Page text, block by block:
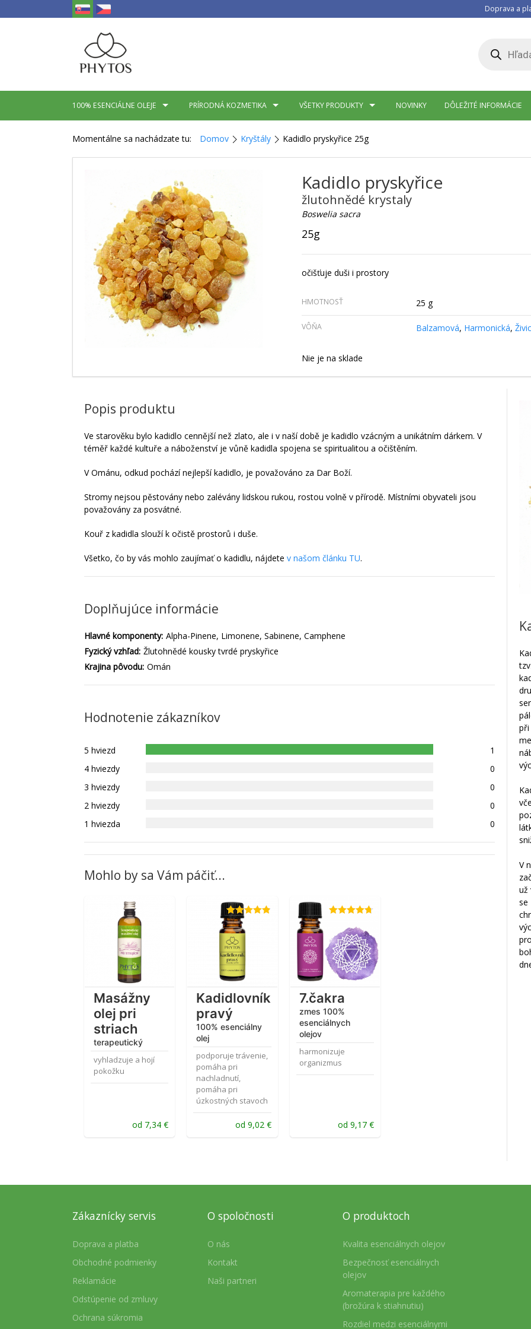
Doprava a
search
100% ESENCIÁLNE OLEJE PRÍRODNÁ KOZMETIKA VŠETKY PRODUKTY NOVINKY DÔLEŽITÉ INFORMÁCIE
Momentálne sa nachádzate tu: Domov Kryštály Kadidlo pryskyřice 25g
Kadidlo pryskyřice
žlutohnědé krystaly
Boswelia sacra
25g
očišťuje duši i prostory
HMOTNOSŤ 25 g
VÔŇA Balzamová, Harmonická,
Nie je na sklade
Popis produktu
Ve starověku bylo kadidlo cennější než zlato, ale i v naší době je kadidlo vzácným a unikátním dárkem. V
téměř každé kultuře a náboženství je vůně kadidla spojena se spiritualitou a očištěním.
V Ománu, odkud pochází nejlepší kadidlo, je považováno za Dar Boží.
Stromy nejsou pěstovány nebo zalévány lidskou rukou, rostou volně v přírodě. Místními obyvateli jsou
považovány za posvátné.
Kouř z kadidla slouží k očistě prostorů i duše.
Všetko, čo by vás mohlo zaujímať o kadidlu, nájdete v našom článku TU.
Doplňujúce informácie
Hlavné komponenty: Alpha-Pinene, Limonene, Sabinene, Camphene
Fyzický vzhľad: Žlutohnědé kousky tvrdé pryskyřice
Krajina pôvodu: Omán
Hodnotenie zákazníkov
5 hviezd
1
4 hviezdy
0
3 hviezdy
0
2 hviezdy
0
1 hviezda
0
Mohlo by sa Vám páčiť...
Masážny
olej pri
striach
terapeutický
vyhladzuje a hojí
pokožku
od 7,34€
Kadidlovník
pravý
100% esenciálny
olej
podporuje trávenie,
pomáha pri
nachladnutí,
pomáha pri
úzkostných stavoch
Hodnotenie
4.81z 5
od 9,02 €
7.čakra
zmes 100%
esenciálnych
olejov
harmonizuje
organizmus
4.67z 5
od 9,17 €
při
V
už
se
Zákaznícky servis
Doprava a platba
Obchodné podmienky
Reklamácie
Odstúpenie od zmluvy
Ochrana súkromia
O spoločnosti
O nás
Kontakt
Naši partneri
O produktoch
Kvalita esenciálnych olejov
Bezpečnosť esenciálnych
olejov
Aromaterapia pre každého
(brožúra k stiahnutiu)
Rozdiel medzi esenciálnymi